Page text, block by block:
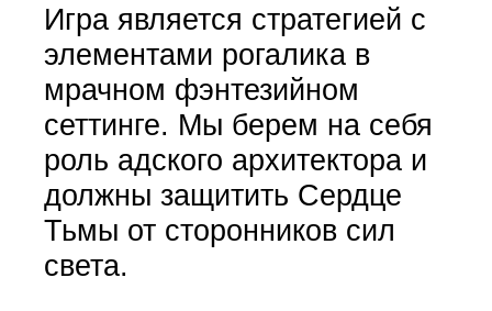
Игра является стратегией с
элементами рогалика в
мрачном фэнтезийном
сеттинге. Мы берем на себя
роль адского архитектора и
должны защитить Сердце
Тьмы от сторонников сил
света.